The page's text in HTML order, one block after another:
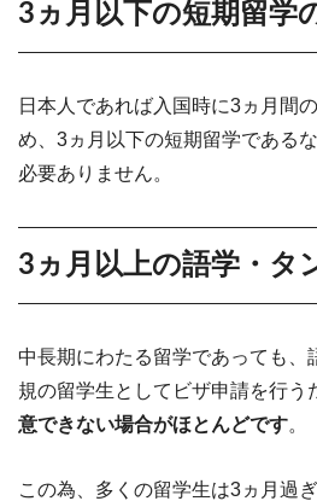
3ヵ月以下の短期留学
日本人であれば入国時に3ヵ月間
め、3ヵ月以下の短期留学である
必要ありません。
3ヵ月以上の語学・タ
中長期にわたる留学であっても、
規の留学生としてビザ申請を行う
意できない場合がほとんどです。
この為、多くの留学生は3ヵ月過